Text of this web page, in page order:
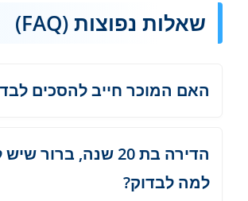
שאלות נפוצות (FAQ)
האם המוכר חייב להסכים
הדירה בת 20 שנה, ברור
למה לבדוק?